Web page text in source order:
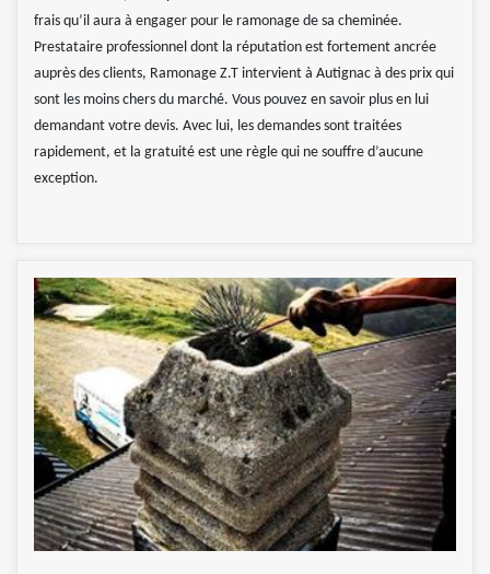
frais qu’il aura à engager pour le ramonage de sa cheminée.
Prestataire professionnel dont la réputation est fortement ancrée
auprès des clients, Ramonage Z.T intervient à Autignac à des prix qui
sont les moins chers du marché. Vous pouvez en savoir plus en lui
demandant votre devis. Avec lui, les demandes sont traitées
rapidement, et la gratuité est une règle qui ne souffre d’aucune
exception.